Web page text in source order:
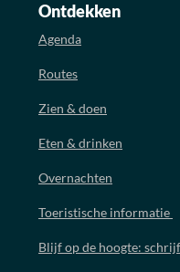
Ontdekken
Agenda
Routes
Zien & doen
Eten & drinken
Overnachten
Toeristische informatie
Blijf op de hoogte: